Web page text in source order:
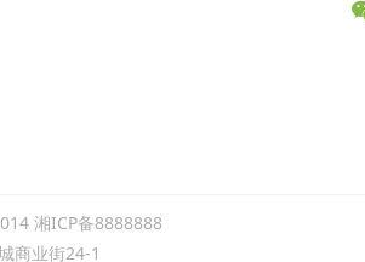
湘ICP备8888888
商业街24-1